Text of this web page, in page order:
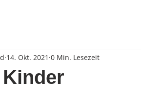
14. Okt. 2021 0 Min. Lesezeit
bewertet.